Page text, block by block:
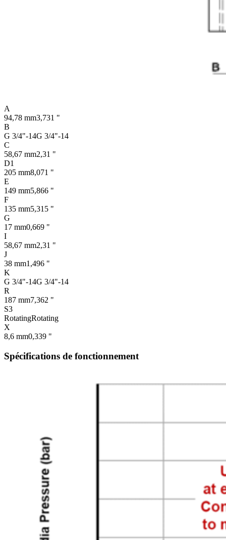
A
94,78 mm3,731 "
B
G 3/4"-14G 3/4"-14
C
58,67 mm2,31 "
D1
205 mm8,071 "
E
149 mm5,866 "
F
135 mm5,315 "
G
17 mm0,669 "
I
58,67 mm2,31 "
J
38 mm1,496 "
K
G 3/4"-14G 3/4"-14
R
187 mm7,362 "
S3
RotatingRotating
X
8,6 mm0,339 "
Spécifications de fonctionnement